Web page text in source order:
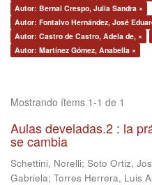
Autor: Bernal Crespo, Julia Sandra ×
Autor: Fontalvo Hernández, José
Autor: Castro de Castro, Adela de, ×
Autor: Martínez Gómez, Anabella ×
Mostrando ítems 1-1 de 1
Aulas develadas.2 : la
se cambia
Schettini, Norelli; Soto Ortiz,
Gabriela; Torres Herrera, Luis